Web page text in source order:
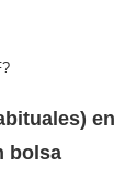
en
bolsa